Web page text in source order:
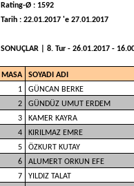
Rating-Ø : 1592
Tarih : 22.01.2017 'e 27.01.2017
SONUÇLAR | 8. Tur - 26.01.2017 -
MASA
SOYADI ADI
1
GÜNCAN BERKE
2
GÜNDÜZ UMUT ERDEM
3
KAMER KAYRA
4
KIRILMAZ EMRE
5
ÖZKURT KUTAY
6
ALUMERT ORKUN EFE
7
YILDIZ TALAT